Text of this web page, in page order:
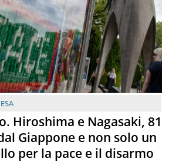
Hiroshima e Nagasaki, 81
Giappone e non solo un
per la pace e il disarmo